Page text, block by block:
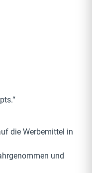
die Werbemittel in
und